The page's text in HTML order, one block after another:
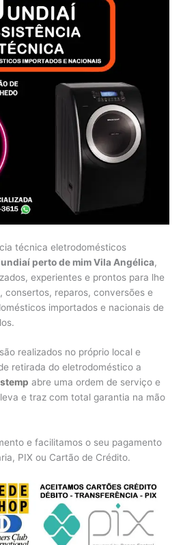
técnica eletrodomésticos
perto de mim Vila Angélica,
experientes e prontos para lhe
consertos, reparos, conversões e
importados e nacionais de
realizados no próprio local e
retirada do eletrodoméstico a
abre uma ordem de serviço e
e traz com total garantia na mão
e facilitamos o seu pagamento
PIX ou Cartão de Crédito.